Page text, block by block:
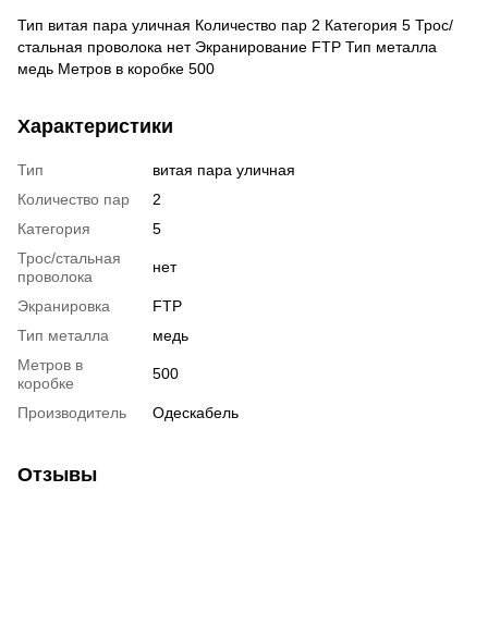
Тип витая пара уличная Количество пар 2 Категория 5 Трос/
стальная проволока нет Экранирование FTP Тип металла
медь Метров в коробке 500
Характеристики
Тип
витая пара уличная
Количество пар
2
Категория
5
Трос/стальная
проволока
нет
Экранировка
FTP
Тип металла
медь
Метров в
коробке
500
Производитель Одескабель
Отзывы